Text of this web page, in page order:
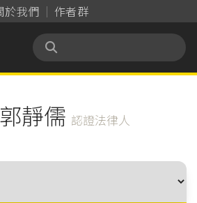
於我們 作者群
郭靜儒 認證法律人